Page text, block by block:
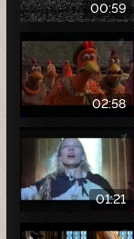
00:59
02:58
01:21